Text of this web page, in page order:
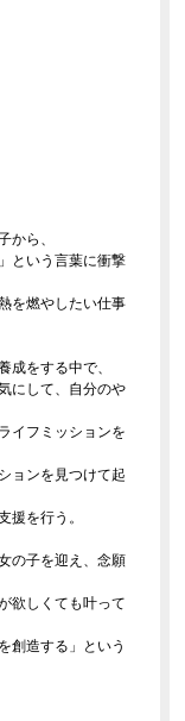
から、
という言葉に衝撃
を燃やしたい仕事
成をする中で、
にして、自分のや
イフミッションを
ョンを見つけて起
援を行う。
の子を迎え、念願
欲しくても叶って
創造する」という